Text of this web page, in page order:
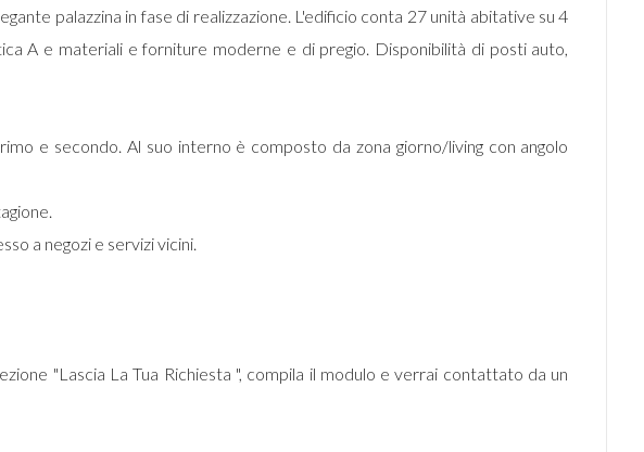
palazzina in fase di realizzazione. L'edificio conta 27 unità abitative su 4
A e materiali e forniture moderne e di pregio. Disponibilità di posti auto,
e secondo. Al suo interno è composto da zona giorno/living con angolo
a negozi e servizi vicini.
"Lascia La Tua Richiesta ", compila il modulo e verrai contattato da un